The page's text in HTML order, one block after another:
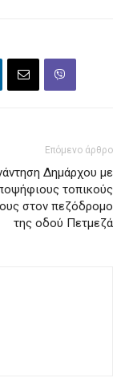
Επόμενο άρθρο
Δημάρχου με
τοπικούς
στον πεζόδρομο
της οδού Πετμεζά